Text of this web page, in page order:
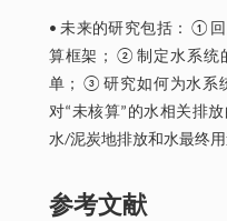
• 未来的研究包括：①回
算框架；②制定水系统
单；③研究如何为水系
对“未核算”的水相关排
水/泥炭地排放和水最终用
参考文献